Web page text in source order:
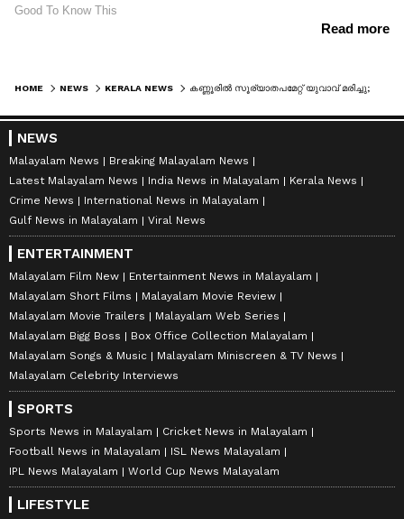
HOME NEWS KERALA NEWS
NEWS
Malayalam News
Breaking Malayalam News
Latest Malayalam News
India News in Malayalam
Kerala News
Crime News
International News in Malayalam
Gulf News in Malayalam
Viral News
ENTERTAINMENT
Malayalam Film New
Entertainment News in Malayalam
Malayalam Short Films
Malayalam Movie Review
Malayalam Movie Trailers
Malayalam Web Series
Malayalam Bigg Boss
Box Office Collection Malayalam
Malayalam Songs & Music
Malayalam Miniscreen & TV News
Malayalam Celebrity Interviews
SPORTS
Sports News in Malayalam
Cricket News in Malayalam
Football News in Malayalam
ISL News Malayalam
IPL News Malayalam
World Cup News Malayalam
LIFESTYLE